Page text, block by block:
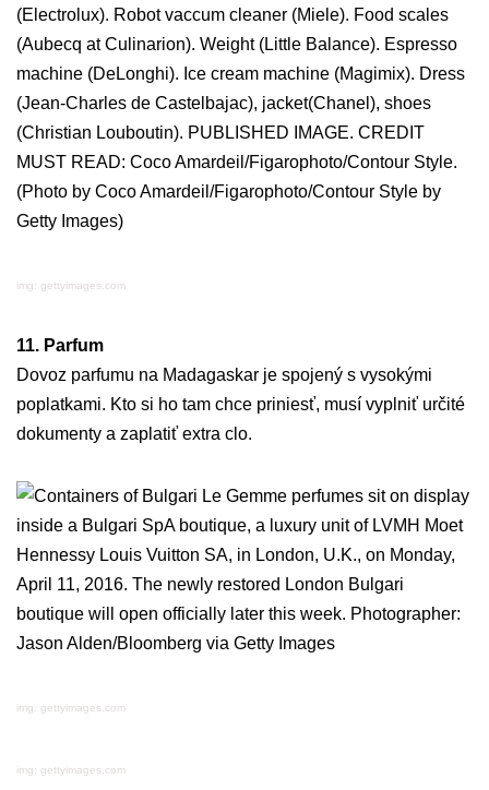
img: gettyimages.com
11. Parfum
Dovoz parfumu na Madagaskar je spojený s vysokými
poplatkami. Kto si ho tam chce priniesť, musí vyplniť určité
dokumenty a zaplatiť extra clo.
img: gettyimages.com
img: gettyimages.com